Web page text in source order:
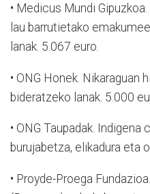
• Medicus Mundi
lau barrutietako
lanak. 5.067 euro.
• ONG Honek. Nikaraguan
bideratzeko lanak. 5.000
• ONG Taupadak. Indigena
burujabetza, elikadura eta
• Proyde-Proega